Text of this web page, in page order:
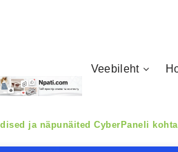
Veebileht
ja näpunäited CyberPaneli kohta